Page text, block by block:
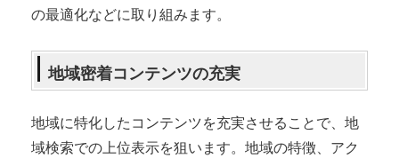
の最適化などに取り組みます。
地域密着コンテンツの充実
地域に特化したコンテンツを充実させることで、地
域検索での上位表示を狙います。地域の特徴、アク